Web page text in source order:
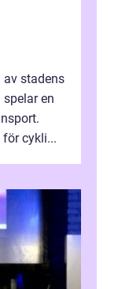
av stadens
en
för cykli...